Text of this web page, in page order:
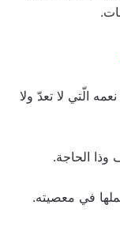
الّتي لا تعدّ ولا
الحاجة.
في معصيته.